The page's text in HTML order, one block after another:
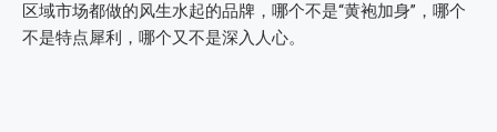
区域市场都做的风生水起的品牌，哪个不是“黄袍加身”，哪个
不是特点犀利，哪个又不是深入人心。